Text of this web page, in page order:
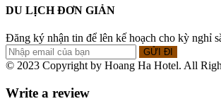
DU LỊCH ĐƠN GIẢN
Đăng ký nhận tin để lên kế hoạch cho kỳ nghỉ
© 2023 Copyright by Hoang Ha Hotel. All
Write a review